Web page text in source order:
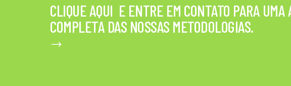
CLIQUE AQUI E ENTRE EM CONTATO PARA UMA
COMPLETA DAS NOSSAS METODOLOGIAS.